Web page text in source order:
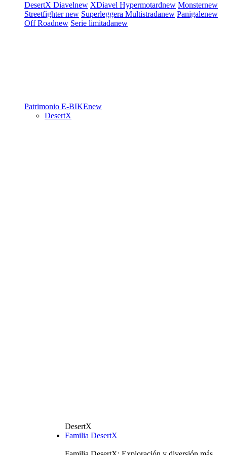
DesertX Diavelnew XDiavel Hypermotardnew Monsternew
Streetfighternew Superleggera Multistradanew Panigalenew
Off Roadnew Serie limitadanew
Patrimonio E-BIKEnew
DesertX
DesertX
Familia DesertX